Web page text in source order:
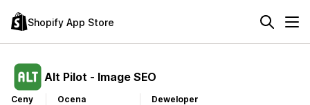
Shopify App Store
Alt Pilot ‑ Image SEO
Ceny
Ocena
Deweloper